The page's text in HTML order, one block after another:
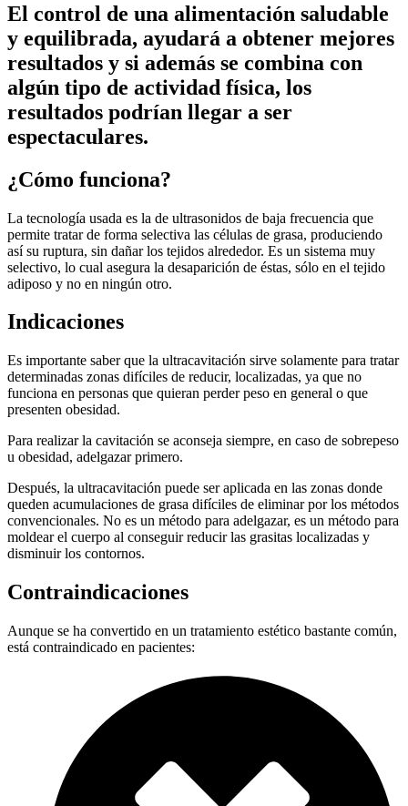
El control de una alimentación saludable
y equilibrada, ayudará a obtener mejores
resultados y si además se combina con
algún tipo de actividad física, los
resultados podrían llegar a ser
espectaculares.
¿Cómo funciona?
La tecnología usada es la de ultrasonidos de baja frecuencia que
permite tratar de forma selectiva las células de grasa, produciendo
así su ruptura, sin dañar los tejidos alrededor. Es un sistema muy
selectivo, lo cual asegura la desaparición de éstas, sólo en el tejido
adiposo y no en ningún otro.
Indicaciones
Es importante saber que la ultracavitación sirve solamente para tratar
determinadas zonas difíciles de reducir, localizadas, ya que no
funciona en personas que quieran perder peso en general o que
presenten obesidad.
Para realizar la cavitación se aconseja siempre, en caso de sobrepeso
u obesidad, adelgazar primero.
Después, la ultracavitación puede ser aplicada en las zonas donde
queden acumulaciones de grasa difíciles de eliminar por los métodos
convencionales. No es un método para adelgazar, es un método para
moldear el cuerpo al conseguir reducir las grasitas localizadas y
disminuir los contornos.
Contraindicaciones
Aunque se ha convertido en un tratamiento estético bastante común,
está contraindicado en pacientes: